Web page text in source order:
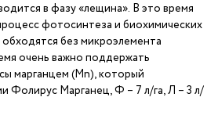
в фазу «лещина». В это время
фотосинтеза и биохимических
без микроэлемента
очень важно поддержать
марганцем (Мn), который
Фолирус Марганец, Ф – 7 л/га, Л – 3 л/